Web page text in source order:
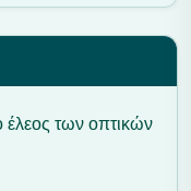
των οπτικών